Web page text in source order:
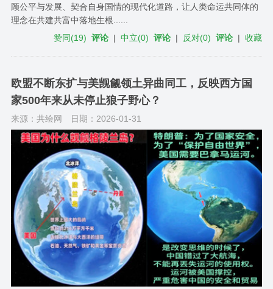
顾公平与发展、契合自身国情的现代化道路，让人类命运共同体的
理念在共建共富中落地生根......
赞同(19) 评论 |中立(0) 评论 | 反对(0) 评论 |收藏
欧盟不断东扩与美觊觎领土异曲同工，反映西方国
家500年来从未停止狼子野心？
来源：共绘网 日期：2026-01-31